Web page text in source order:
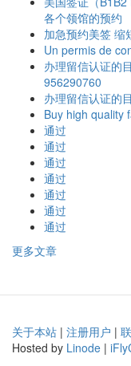
各个领馆的预约
加急预约美签 缩
Un permis de
办理留信认证的
956290760
办理留信认证的
Buy high quality
通过
通过
通过
通过
通过
通过
通过
更多文章
关于本站 | 注册用户 |
Hosted by Linode |